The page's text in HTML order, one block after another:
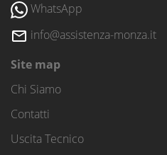
WhatsApp
info@assistenza-monza.it
Site map
Chi Siamo
Contatti
Uscita Tecnico